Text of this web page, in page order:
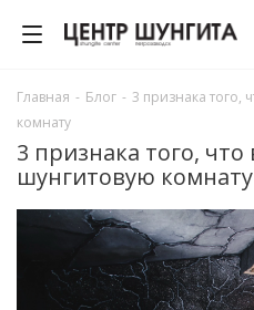
Главная - Блог - 3 признака того,
комнату
3 признака того,
шунгитовую комнату